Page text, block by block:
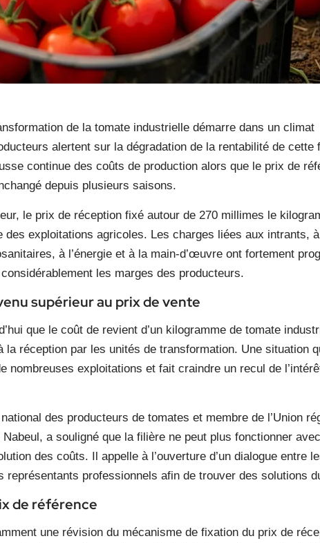
de la tomate industrielle démarre dans un climat
alertent sur la dégradation de la rentabilité de cette
continue des coûts de production alors que le prix de
depuis plusieurs saisons.
le prix de réception fixé autour de 270 millimes le
des exploitations agricoles. Les charges liées aux intrants, à
à l’énergie et à la main-d’œuvre ont fortement
les marges des producteurs.
supérieur au prix de vente
que le coût de revient d’un kilogramme de tomate
la réception par les unités de transformation. Une situation
nombreuses exploitations et fait craindre un recul de
des producteurs de tomates et membre de l’Union
a souligné que la filière ne peut plus fonctionner
des coûts. Il appelle à l’ouverture d’un dialogue entre
représentants professionnels afin de trouver des solutions
de référence
une révision du mécanisme de fixation du prix de